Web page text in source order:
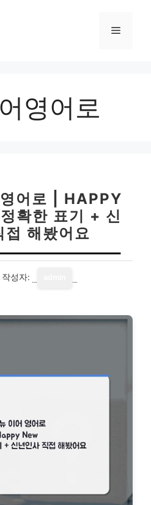
메
영어로
어로 | HAPPY
확한 표기 + 신
접 해봤어요
작성자: